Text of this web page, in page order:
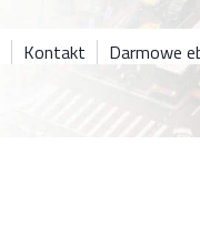
Kontakt Darmowe